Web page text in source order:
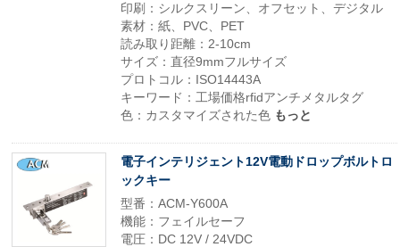
印刷：シルクスリーン、オフセット、デジタル
素材：紙、PVC、PET
読み取り距離：2-10cm
サイズ：直径9mmフルサイズ
プロトコル：ISO14443A
キーワード：工場価格rfidアンチメタルタグ
色：カスタマイズされた色 もっと
電子インテリジェント12V電動ドロップボルトロ
ックキー
型番：ACM-Y600A
機能：フェイルセーフ
電圧：DC 12V / 24VDC